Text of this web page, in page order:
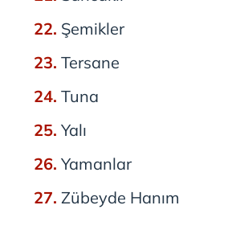
Şemikler
Tersane
Tuna
Yalı
Yamanlar
Zübeyde Hanım